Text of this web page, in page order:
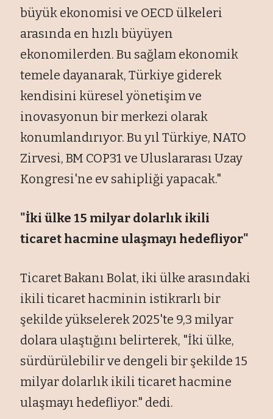
büyük ekonomisi ve OECD ülkeleri
arasında en hızlı büyüyen
ekonomilerden. Bu sağlam ekonomik
temele dayanarak, Türkiye giderek
kendisini küresel yönetişim ve
inovasyonun bir merkezi olarak
konumlandırıyor. Bu yıl Türkiye, NATO
Zirvesi, BM COP31 ve Uluslararası Uzay
Kongresi'ne ev sahipliği yapacak."
"İki ülke 15 milyar dolarlık ikili
ticaret hacmine ulaşmayı hedefliyor"
Ticaret Bakanı Bolat, iki ülke arasındaki
ikili ticaret hacminin istikrarlı bir
şekilde yükselerek 2025'te 9,3 milyar
dolara ulaştığını belirterek, "İki ülke,
sürdürülebilir ve dengeli bir şekilde 15
milyar dolarlık ikili ticaret hacmine
ulaşmayı hedefliyor." dedi.